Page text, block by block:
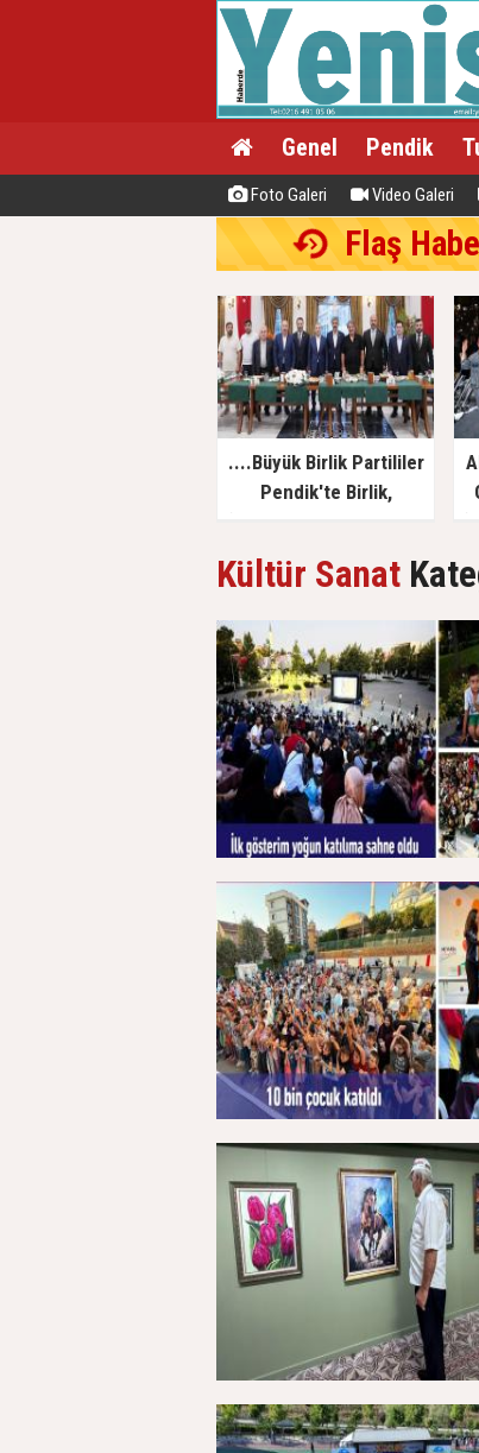
Genel Pendik
Foto Galeri Video Galeri
Flaş
....Büyük Birlik Partililer
Pendik'te Birlik,
Kültür Sanat